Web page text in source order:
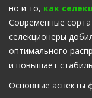
но и то, как
Современные
селекционеры
оптимального
и повышает
Основные аспекты